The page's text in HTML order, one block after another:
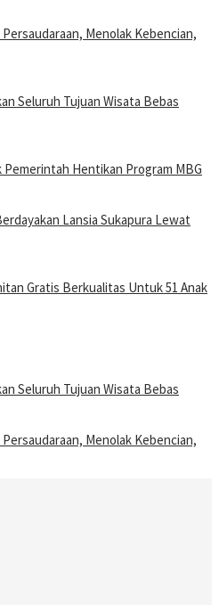
Menolak Kebencian,
Seluruh Tujuan Wisata Bebas
Hentikan Program MBG
Lansia Sukapura Lewat
Gratis Berkualitas Untuk 51 Anak
Seluruh Tujuan Wisata Bebas
Menolak Kebencian,